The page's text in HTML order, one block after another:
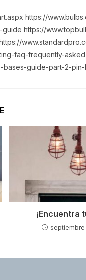
https://
https://
faq-frequently-
bases-guide-part-2-
¡Encuentra
septiembre